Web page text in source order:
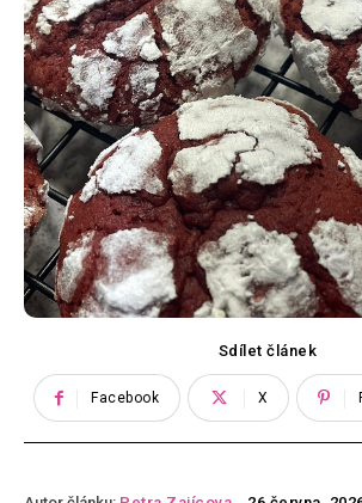
Sdílet článek
Facebook X